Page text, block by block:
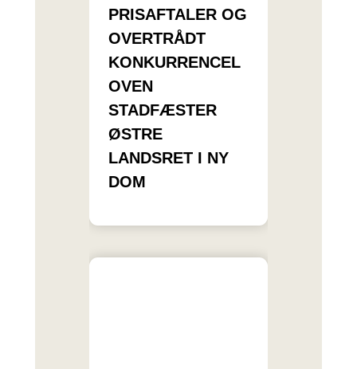
PRISAFTALER OG
OVERTRÅDT
KONKURRENCEL
OVEN
STADFÆSTER
ØSTRE
LANDSRET I NY
DOM